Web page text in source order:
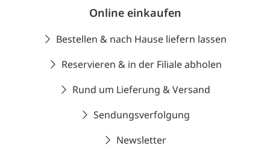
Online einkaufen
Bestellen & nach Hause liefern lassen
Reservieren & in der Filiale abholen
Rund um Lieferung & Versand
Sendungsverfolgung
Newsletter